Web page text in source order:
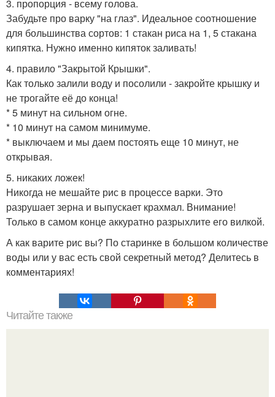
3. пропорция - всему голова.
Забудьте про варку "на глаз". Идеальное соотношение
для большинства сортов: 1 стакан риса на 1, 5 стакана
кипятка. Нужно именно кипяток заливать!
4. правило "Закрытой Крышки".
Как только залили воду и посолили - закройте крышку и
не трогайте её до конца!
* 5 минут на сильном огне.
* 10 минут на самом минимуме.
* выключаем и мы даем постоять еще 10 минут, не
открывая.
5. никаких ложек!
Никогда не мешайте рис в процессе варки. Это
разрушает зерна и выпускает крахмал. Внимание!
Только в самом конце аккуратно разрыхлите его вилкой.
А как варите рис вы? По старинке в большом количестве
воды или у вас есть свой секретный метод? Делитесь в
комментариях!
Читайте также